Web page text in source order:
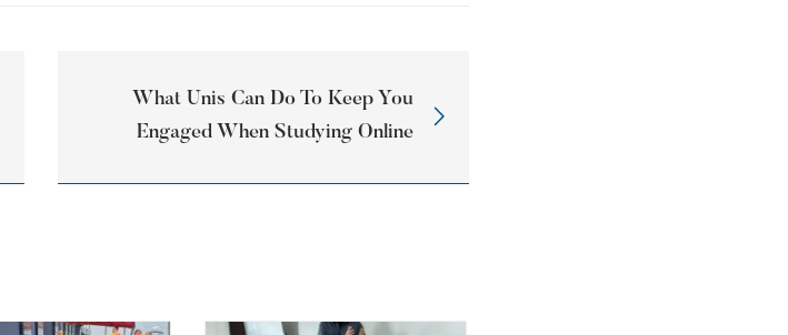
What Unis Can Do To Keep You
Engaged When Studying Online